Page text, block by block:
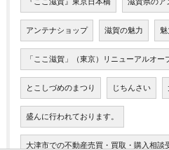
アンテナショップ 滋賀の魅力 魅
「ここ滋賀」（東京）リニューアルオー
とこしづめのまつり じちんさい
盛んに行われております。
大津市での不動産売買・買取・購入相談